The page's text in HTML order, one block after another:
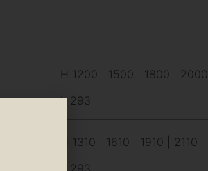
H 1200 | 1500 | 1800 | 2000
L 293
H 1310 | 1610 | 1910 | 2110
L 293